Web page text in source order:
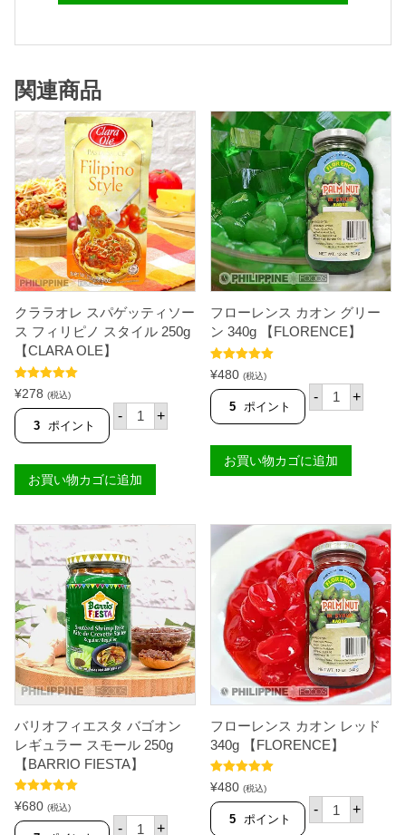
関連商品
クララオレ スパゲッティソー
ス フィリピノ スタイル 250g
【CLARA OLE】
5段階中5.00
の評価
¥278 (税込)
3 ポイント
- ク
ラ
レ
ス
パ
ッ
テ
ィ
ソ
ー
ス
フ
ィ
リ
ピ
ノ
ス
タ
ル
2
5
0
C
+
お買い物カゴに追加
フローレンス カオン グリー
ン 340g 【FLORENCE】
5段階中5.00
の評価
¥480 (税込)
5 ポイント
- フ
ロ
ン
ス
カ
リ
ー
ン
3
4
0
g
【
F
L
O
R
E
N
C
E
+
お買い物カゴに追加
バリオフィエスタ バゴオン
レギュラー スモール 250g
【BARRIO FIESTA】
5段階中5.00
の評価
¥680 (税込)
- バ
+
フローレンス カオン レッド
340g 【FLORENCE】
5段階中5.00
の評価
¥480 (税込)
5 ポイント
- フ
ロ
+